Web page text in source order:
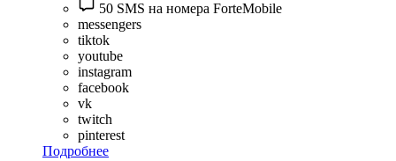
50 SMS на номера ForteMobile
messengers
tiktok
youtube
instagram
facebook
vk
twitch
pinterest
Подробнее